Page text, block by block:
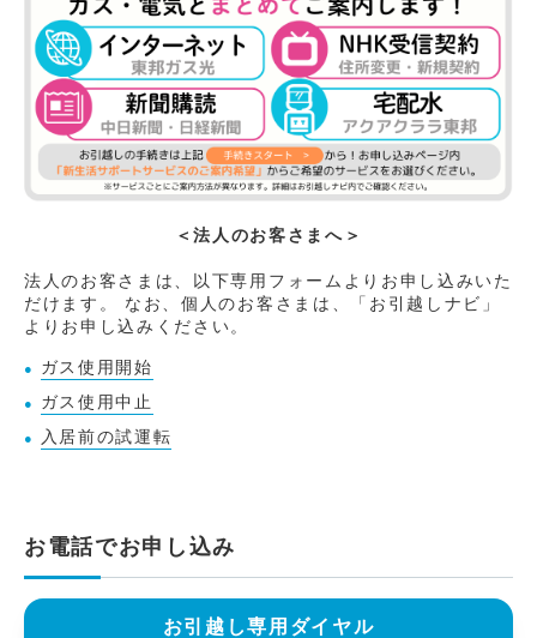
＜法人のお客さまへ＞
法人のお客さまは、以下専用フォームよりお申し込みいた
だけます。
なお、個人のお客さまは、「お引越しナビ」
よりお申し込みください。
ガス使用開始
ガス使用中止
入居前の試運転
お電話でお申し込み
お引越し専用ダイヤル